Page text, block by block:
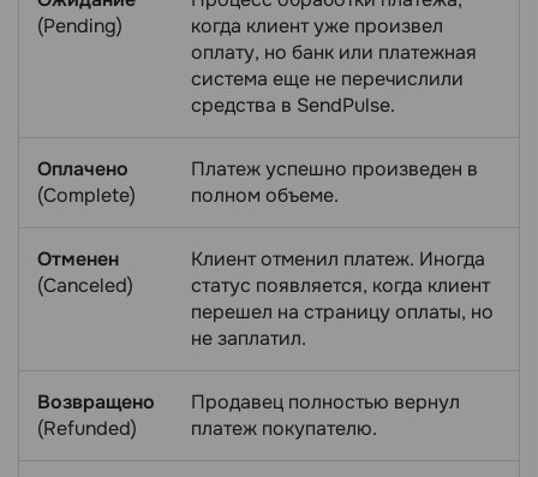
(Pending)
когда клиент уже произвел
оплату, но банк или платежная
система еще не перечислили
средства в SendPulse.
Оплачено
(Complete)
Платеж успешно произведен в
полном объеме.
Отменен
(Canceled)
Клиент отменил платеж. Иногда
статус появляется, когда клиент
перешел на страницу оплаты, но
не заплатил.
Возвращено
(Refunded)
Продавец полностью вернул
платеж покупателю.